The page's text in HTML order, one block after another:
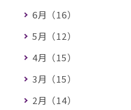
6月（16）
5月（12）
4月（15）
3月（15）
2月（14）